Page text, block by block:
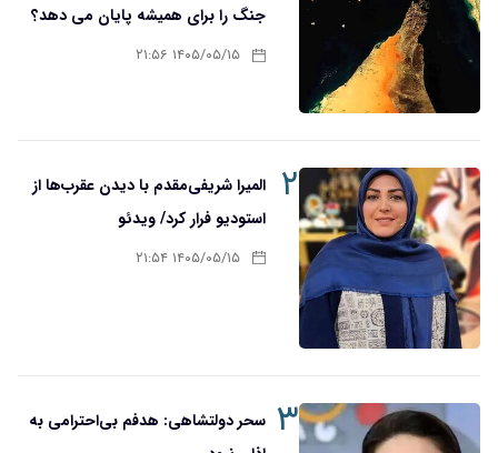
جنگ را برای همیشه پایان می دهد؟
۱۴۰۵/۰۵/۱۵ ۲۱:۵۶
۲
المیرا شریفی‌مقدم با دیدن عقرب‌ها از
استودیو فرار کرد/ ویدئو
۱۴۰۵/۰۵/۱۵ ۲۱:۵۴
۳ سحر دولتشاهی: هدفم بی‌احترامی به